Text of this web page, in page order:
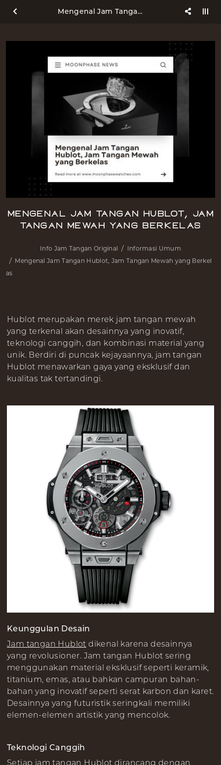
Mengenal Jam Tangan Hublot, Jam Tangan Mewah yang Berkelas
Mengenal Jam Tangan Hublot, Jam
Tangan Mewah yang Berkelas
Info Jam Tangan Original
Informasi Umum
Mengenal Jam Tangan Hublot, Jam Tangan Mewah yang Berkel
as
Hublot merupakan merek jam tangan mewah
yang terkenal akan desainnya yang inovatif,
teknologi canggih, dan kombinasi material yang
unik. Berdiri di puncak kejayaannya, jam tangan
Hublot menawarkan gaya yang eksklusif dan
kualitas tak tertandingi.
Keunggulan Desain
Jam tangan Hublot dikenal karena desainnya
yang revolusioner. Jam tangan Hublot sering
menggunakan material eksklusif seperti keramik,
titanium, emas, atau bahkan campuran bahan-
bahan yang inovatif seperti serat karbon dan karet.
Desainnya yang futuristik seringkali memiliki
elemen-elemen artistik yang mencolok.
Teknologi Canggih
Setiap jam tangan Hublot dirancang dengan